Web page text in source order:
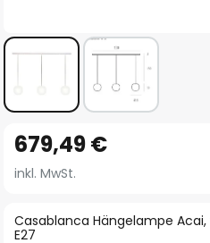
Anfang
der
springen
Casablanca Hängelampe
E27
679,49 €
inkl. MwSt.